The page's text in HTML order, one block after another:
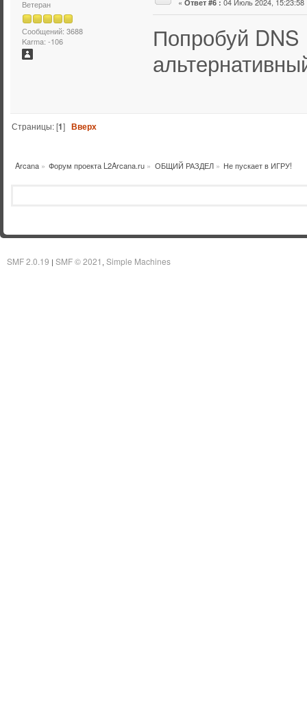
Ветеран
Сообщений: 3688
Karma: -106
Ответ #6 :
Попробуй DNS
Страницы: [1]Вверх
Arcana» Форум проекта L2Arcana.ru » ОБЩИЙ РАЗДЕЛ» Не пускает в ИГРУ!
SMF 2.0.19 | SMF © 2021 Simple Machines